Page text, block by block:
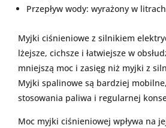
Przepływ wody: wyrażony w
Myjki ciśnieniowe z silnikiem
lżejsze, cichsze i łatwiejsze w
mniejszą moc i zasięg niż myjki z
Myjki spalinowe są bardziej
stosowania paliwa i regularnej
Moc myjki ciśnieniowej wpływa na